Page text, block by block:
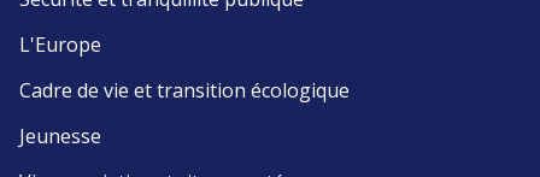
L'Europe
Cadre de vie et transition écologique
Jeunesse